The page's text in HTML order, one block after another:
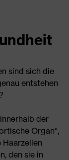
sind sich die
entstehen
der
Organ“,
den sie in